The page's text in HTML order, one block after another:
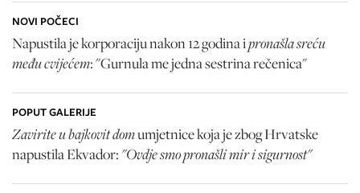
NOVI POČECI
Napustila je korporaciju nakon 12 godina ipronašla sreću
među cvijećem: "Gurnula me jedna sestrina rečenica"
POPUT GALERIJE
Zavirite u bajkovit domumjetnice koja je zbog Hrvatske
napustila Ekvador: "Ovdje smo pronašli mir i sigurnost"